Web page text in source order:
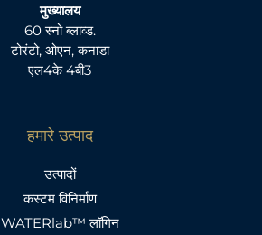
मुख्यालय
60 स्नो ब्लाव्ड.
टोरंटो, ओएन, कनाडा
एल4के 4बी3
हमारे उत्पाद
उत्पादों
कस्टम विनिर्माण
WATERlab™ लॉगिन